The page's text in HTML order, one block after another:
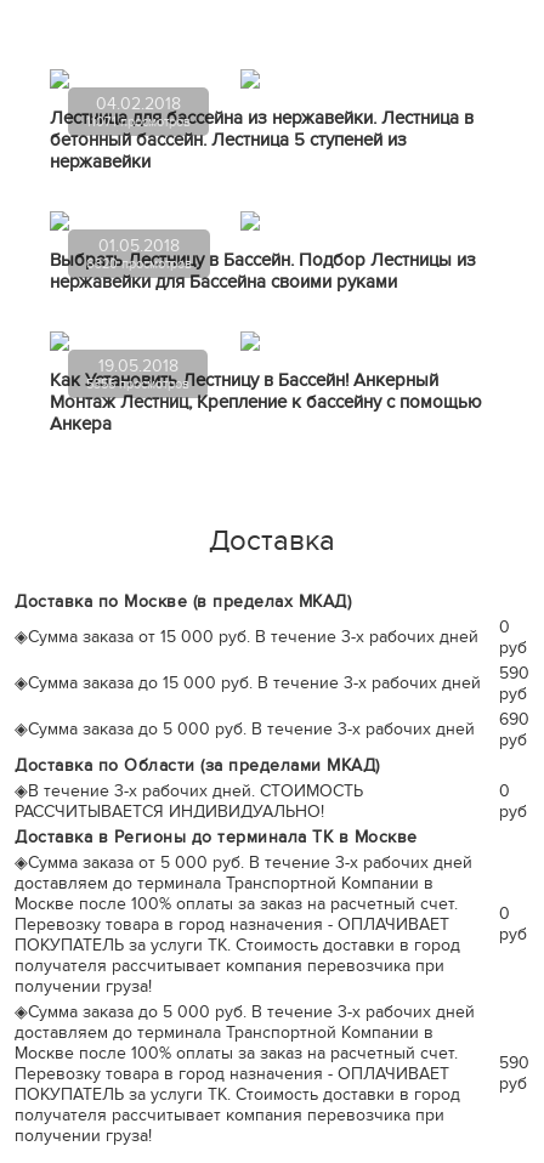
04.02.2018
11071 просмотров
Лестница для бассейна из нержавейки. Лестница в
бетонный бассейн. Лестница 5 ступеней из
нержавейки
01.05.2018
6320 просмотров
Выбрать Лестницу в Бассейн. Подбор Лестницы из
нержавейки для Бассейна своими руками
19.05.2018
5355 просмотров
Как Установить Лестницу в Бассейн! Анкерный
Монтаж Лестниц, Крепление к бассейну с помощью
Анкера
Доставка
Доставка по Москве (в пределах МКАД)
◈Сумма заказа от 15 000 руб. В течение 3-х рабочих дней
0
руб
◈Сумма заказа до 15 000 руб. В течение 3-х рабочих дней
590
руб
◈Сумма заказа до 5 000 руб. В течение 3-х рабочих дней
690
руб
Доставка по Области (за пределами МКАД)
◈В течение 3-х рабочих дней. СТОИМОСТЬ
РАССЧИТЫВАЕТСЯ ИНДИВИДУАЛЬНО!
0
руб
Доставка в Регионы до терминала ТК в Москве
◈Сумма заказа от 5 000 руб. В течение 3-х рабочих дней
доставляем до терминала Транспортной Компании в
Москве после 100% оплаты за заказ на расчетный счет.
Перевозку товара в город назначения - ОПЛАЧИВАЕТ
ПОКУПАТЕЛЬ за услуги ТК. Стоимость доставки в город
получателя рассчитывает компания перевозчика при
получении груза!
0
руб
◈Сумма заказа до 5 000 руб. В течение 3-х рабочих дней
доставляем до терминала Транспортной Компании в
Москве после 100% оплаты за заказ на расчетный счет.
Перевозку товара в город назначения - ОПЛАЧИВАЕТ
ПОКУПАТЕЛЬ за услуги ТК. Стоимость доставки в город
получателя рассчитывает компания перевозчика при
получении груза!
590
руб